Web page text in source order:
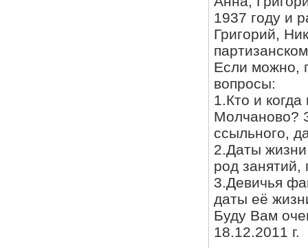
1937 году и
Григорий,
Если можно,
вопросы:
1.Кто и
Молчаново?
ссыльного,
2.Даты
род занятий,
3.Девичья
даты её
Буду Вам
18.12.2011 г.